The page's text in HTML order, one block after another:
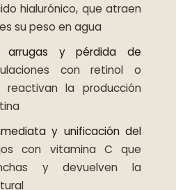
hialurónico, que atraen
su peso en agua
arrugas y pérdida de
con retinol o
reactivan la producción
y unificación del
con vitamina C que
y devuelven la